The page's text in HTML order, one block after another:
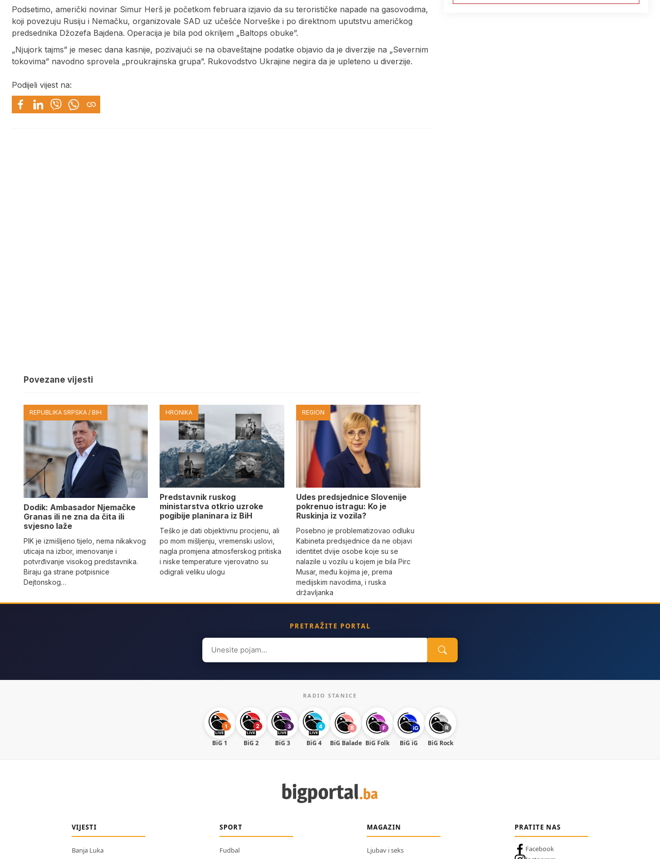
Podsetimo, američki novinar Simur Herš je početkom februara izjavio da su terorističke napade na gasovodima,
koji povezuju Rusiju i Nemačku, organizovale SAD uz učešće Norveške i po direktnom uputstvu američkog
predsednika Džozefa Bajdena. Operacija je bila pod okriljem „Baltops obuke”.
„Njujork tajms” je mesec dana kasnije, pozivajući se na obaveštajne podatke objavio da je diverzije na „Severnim
tokovima” navodno sprovela „proukrajinska grupa”. Rukovodstvo Ukrajine negira da je upleteno u diverzije.
Podijeli vijest na:
Povezane vijesti
REPUBLIKA SRPSKA / BIH
Dodik: Ambasador Njemačke
Granas ili ne zna da čita ili
svjesno laže
PIK je izmišljeno tijelo, nema nikakvog
uticaja na izbor, imenovanje i
potvrđivanje visokog predstavnika.
Biraju ga strane potpisnice
Dejtonskog…
HRONIKA
Predstavnik ruskog
ministarstva otkrio uzroke
pogibije planinara iz BiH
Teško je dati objektivnu procjenu, ali
po mom mišljenju, vremenski uslovi,
nagla promjena atmosferskog pritiska
i niske temperature vjerovatno su
odigrali veliku ulogu
REGION
Udes predsjednice Slovenije
pokrenuo istragu: Ko je
Ruskinja iz vozila?
Posebno je problematizovao odluku
Kabineta predsjednice da ne objavi
identitet dvije osobe koje su se
nalazile u vozilu u kojem je bila Pirc
Musar, među kojima je, prema
medijskim navodima, i ruska
državljanka
PRETRAŽITE PORTAL
Search
for:
RADIO STANICE
BiG 1 BiG 2 BiG 3 BiG 4 BiG Balade BiG Folk BiG iG BiG Rock
VIJESTI
Banja Luka
SPORT
Fudbal
MAGAZIN
Ljubav i seks
PRATITE NAS
Facebook